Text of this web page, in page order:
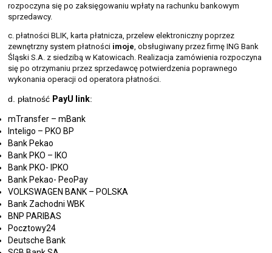
rozpoczyna się po zaksięgowaniu wpłaty na rachunku bankowym
sprzedawcy.
c. płatności BLIK, karta płatnicza, przelew elektroniczny poprzez
zewnętrzny system płatności imoje , obsługiwany przez firmę ING Bank
Śląski S.A. z siedzibą w Katowicach. Realizacja zamówienia rozpoczyna
się po otrzymaniu przez sprzedawcę potwierdzenia poprawnego
wykonania operacji od operatora płatności.
d. płatność PayU link:
mTransfer – mBank
Inteligo – PKO BP
Bank Pekao
Bank PKO – IKO
Bank PKO- IPKO
Bank Pekao- PeoPay
VOLKSWAGEN BANK – POLSKA
Bank Zachodni WBK
BNP PARIBAS
Pocztowy24
Deutsche Bank